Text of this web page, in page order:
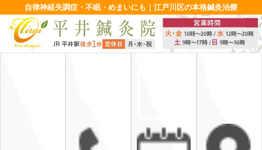
自律神経失調症・不眠・めまいにも｜江戸川区の本格鍼灸治療